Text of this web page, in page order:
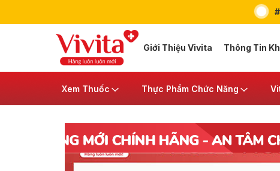
Giới Thiệu Vivita Thông Tin
Xem Thuốc Thực Phẩm Chức Năng